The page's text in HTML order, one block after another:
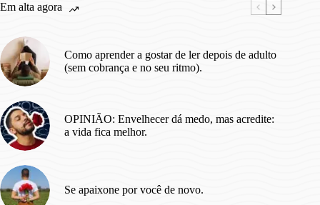
Em alta agora
Como aprender a gostar de ler depois de adulto
(sem cobrança e no seu ritmo).
OPINIÃO: Envelhecer dá medo, mas acredite:
a vida fica melhor.
Se apaixone por você de novo.